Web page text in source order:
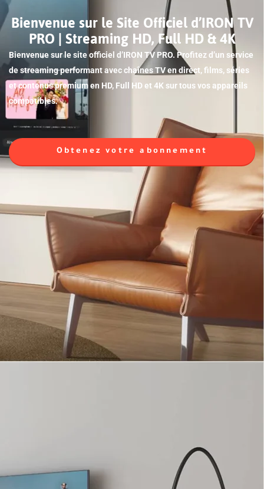
Bienvenue sur le Site Officiel d’IRON TV
PRO | Streaming HD, Full HD & 4K
Bienvenue sur le site officiel d’IRON TV PRO. Profitez d’un service
de streaming performant avec chaînes TV en direct, films, séries
et contenus premium en HD, Full HD et 4K sur tous vos appareils
compatibles.
Obtenez votre abonnement